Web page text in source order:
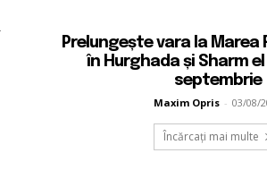
Prelungește vara la Marea
în Hurghada și Sharm
septembrie
Maxim Opris - 03/08/
Încărcați mai multe